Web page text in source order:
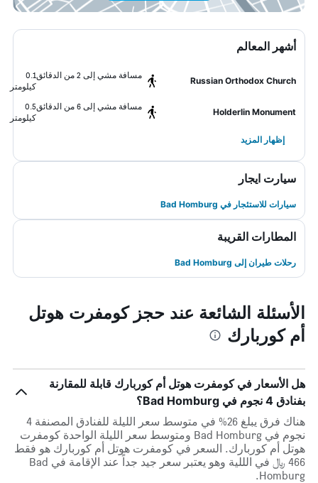
أشهر المعالم
Russian Orthodox Church
مسافة مشي إلى 2 من الدقائق
0.1
كيلومتر
Holderlin Monument
مسافة مشي إلى 6 من الدقائق
0.5
كيلومتر
إظهار المزيد
سيارت ايجار
سيارات للاستئجار في Bad Homburg
المطارات القريبة
رحلات طيران إلى Bad Homburg
الأسئلة الشائعة عند حجز كومفرت هوتل
أم كوربارك
هل الأسعار في كومفرت هوتل أم كوربارك قابلة للمقارنة
بفنادق 4 نجوم في Bad Homburg؟
هناك فرق يبلغ 26% في متوسط ​​سعر الليلة للفنادق المصنفة 4
نجوم في Bad Homburg ومتوسط ​​سعر الليلة الواحدة كومفرت
هوتل أم كوربارك. السعر في كومفرت هوتل أم كوربارك هو فقط
466 ﷼ في الللية وهو يعتبر سعر جيد جداً عند الإقامة في Bad
Homburg.